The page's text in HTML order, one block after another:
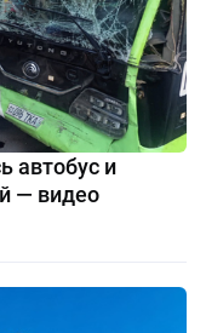
автобус и
— видео